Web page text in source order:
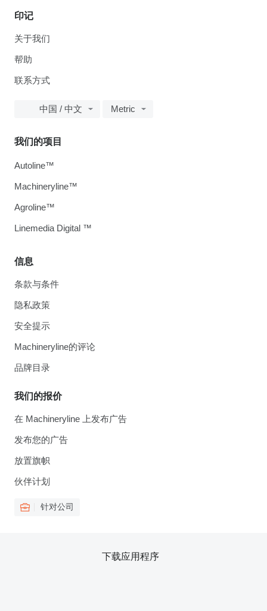
印记
关于我们
帮助
联系方式
中国 / 中文 Metric
信息
条款与条件
隐私政策
安全提示
Machineryline的评论
品牌目录
我们的报价
在 Machineryline 上发布广告
发布您的广告
放置旗帜
伙伴计划
针对公司
我们的项目
Autoline™
Machineryline™
Agroline™
Linemedia Digital ™
下载应用程序